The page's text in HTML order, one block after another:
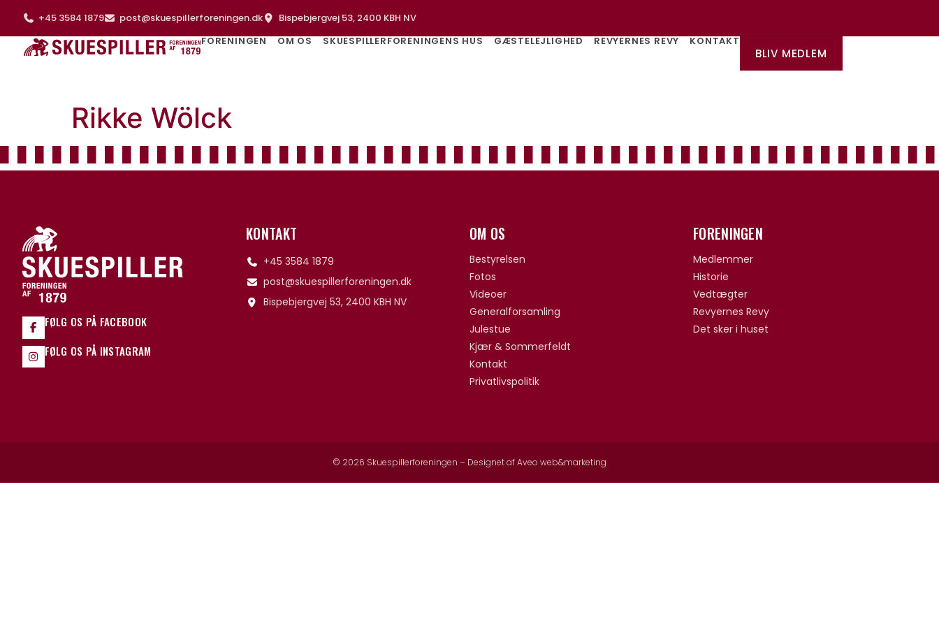
+45 3584 1879 post@skuespillerforeningen.dk
Bispebjergvej 53, 2400 KBH NV
FORENINGEN
OM OS SKUESPILLERFORENINGENS HUS GÆSTELEJLIGHED REVYERNES REVY KONTAKT
BLIV MEDLEM
Rikke Wölck
FØLG OS PÅ FACEBOOK
FØLG OS PÅ INSTAGRAM
KONTAKT
+45 3584 1879
post@skuespillerforeningen.dk
Bispebjergvej 53, 2400 KBH NV
OM OS
Bestyrelsen
Fotos
Videoer
Generalforsamling
Julestue
Kjær & Sommerfeldt
Kontakt
Privatlivspolitik
FORENINGEN
Medlemmer
Historie
Vedtægter
Revyernes Revy
Det sker i huset
© 2026 Skuespillerforeningen – Designet afAveo web&marketing